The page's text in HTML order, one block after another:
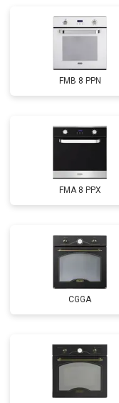
FMB 8 PPN
FMA 8 PPX
CGGA